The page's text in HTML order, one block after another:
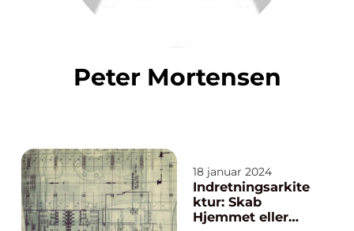
Peter Mortensen
18 januar 2024
Indretningsarkite
ktur: Skab
Hjemmet eller